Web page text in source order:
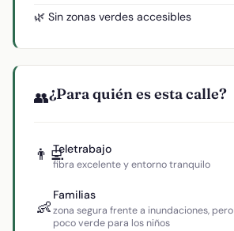
🌿 Sin zonas verdes accesibles
👥¿Para quién es esta calle?
👨‍💻Teletrabajo
fibra excelente y entorno tranquilo
👶
Familias
zona segura frente a inundaciones, pero
poco verde para los niños